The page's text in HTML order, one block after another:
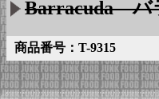
Barracuda バ
商品番号：T-9315